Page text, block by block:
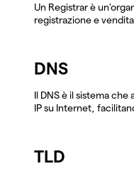
Un Registrar è
registrazione e
DNS
Il DNS è il sistema
IP su Internet,
TLD